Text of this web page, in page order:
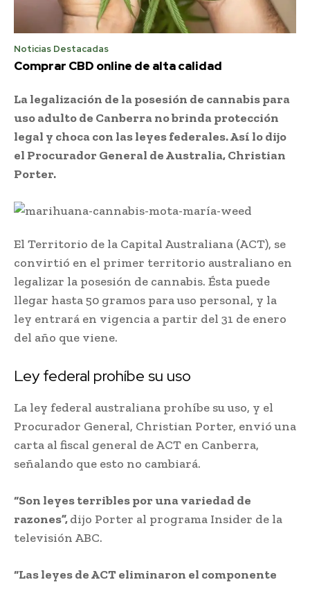
Noticias Destacadas
Comprar CBD online de alta calidad
La legalización de la posesión de cannabis para
uso adulto de Canberra no brinda protección
legal y choca con las leyes federales. Así lo dijo
el Procurador General de Australia, Christian
Porter.
El Territorio de la Capital Australiana (ACT), se
convirtió en el primer territorio australiano en
legalizar la posesión de cannabis. Ésta puede
llegar hasta 50 gramos para uso personal, y la
ley entrará en vigencia a partir del 31 de enero
del año que viene.
Ley federal prohíbe su uso
La ley federal australiana prohíbe su uso, y el
Procurador General, Christian Porter, envió una
carta al fiscal general de ACT en Canberra,
señalando que esto no cambiará.
“Son leyes terribles por una variedad de
razones”,dijo Porter al programa Insider de la
televisión ABC.
“Las leyes de ACT eliminaron el componente